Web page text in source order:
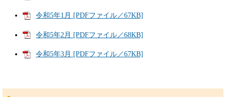
令和5年1月 [PDFファイル／67KB]
令和5年2月 [PDFファイル／68KB]
令和5年3月 [PDFファイル／67KB]